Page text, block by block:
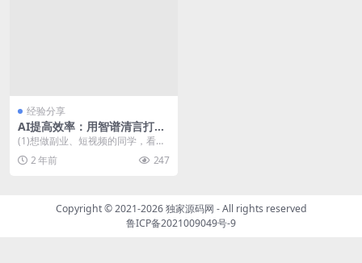
经验分享
AI提高效率：用智谱清言打造
爆款视频号
(1)想做副业、短视频的同学，看完
本文一定对你有所帮助! (2)很多人
说2024...
2 年前 247
Copyright © 2021-2026独家源码网 - All rights reserved
鲁ICP备2021009049号-9